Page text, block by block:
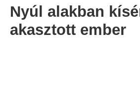
Nyúl alakban
akasztott ember